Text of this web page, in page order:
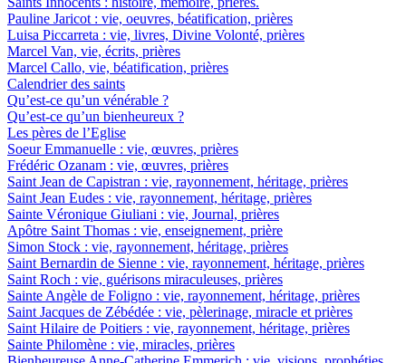
Pauline Jaricot : vie, oeuvres, béatification, prières
Luisa Piccarreta : vie, livres, Divine Volonté, prières
Marcel Van, vie, écrits, prières
Marcel Callo, vie, béatification, prières
Calendrier des saints
Qu’est-ce qu’un vénérable ?
Qu’est-ce qu’un bienheureux ?
Les pères de l’Eglise
Soeur Emmanuelle : vie, œuvres, prières
Frédéric Ozanam : vie, œuvres, prières
Saint Jean de Capistran : vie, rayonnement, héritage, prières
Saint Jean Eudes : vie, rayonnement, héritage, prières
Sainte Véronique Giuliani : vie, Journal, prières
Apôtre Saint Thomas : vie, enseignement, prière
Simon Stock : vie, rayonnement, héritage, prières
Saint Bernardin de Sienne : vie, rayonnement, héritage, prières
Saint Roch : vie, guérisons miraculeuses, prières
Sainte Angèle de Foligno : vie, rayonnement, héritage, prières
Saint Jacques de Zébédée : vie, pèlerinage, miracle et prières
Saint Hilaire de Poitiers : vie, rayonnement, héritage, prières
Sainte Philomène : vie, miracles, prières